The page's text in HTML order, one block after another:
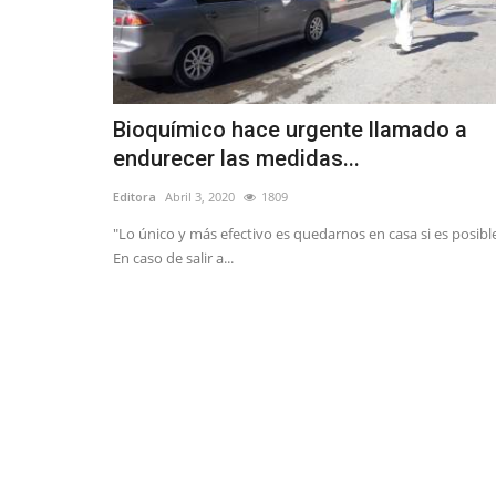
Bioquímico hace urgente llamado a
endurecer las medidas...
Editora Abril 3, 2020 1809
"Lo único y más efectivo es quedarnos en casa si es
En caso de salir a...